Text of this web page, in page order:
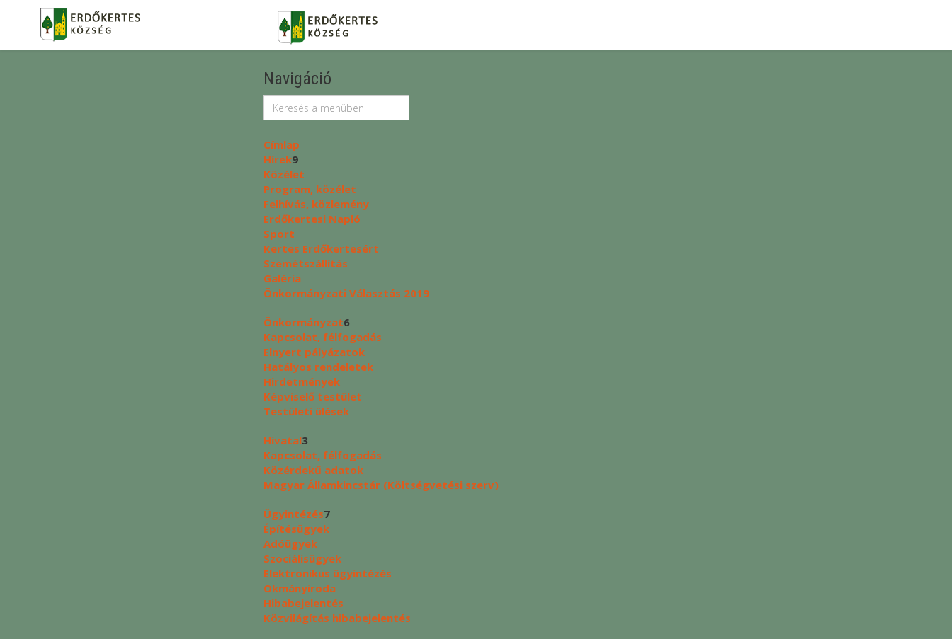
Navigáció
Címlap
Hírek9
Közélet
Program, közélet
Felhívás, közlemény
Erdőkertesi Napló
Sport
Kertes Erdőkertesért
Szemétszállítás
Galéria
Önkormányzati Választás 2019
Önkormányzat6
Kapcsolat, félfogadás
Elnyert pályázatok
Hatályos rendeletek
Hirdetmények
Képviselő testület
Testületi ülések
Hivatal3
Kapcsolat, félfogadás
Közérdekű adatok
Magyar Államkincstár (Költségvetési szerv)
Ügyintézés7
Építésügyek
Adóügyek
Szociálisügyek
Elektronikus ügyintézés
Okmányiroda
Hibabejelentés
Közvilágítás hibabejelentés